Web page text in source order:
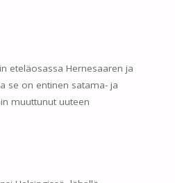
eteläosassa Hernesaaren ja
se on entinen satama- ja
muuttunut uuteen